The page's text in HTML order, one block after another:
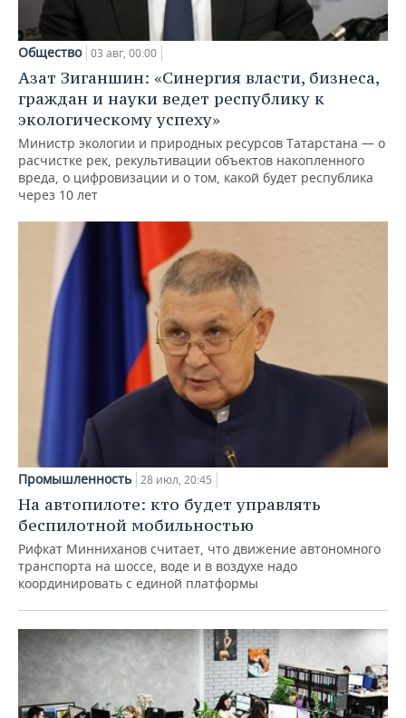
Общество 03 авг, 00:00
Азат Зиганшин: «Синергия власти, бизнеса,
граждан и науки ведет республику к
экологическому успеху»
Министр экологии и природных ресурсов Татарстана — о
расчистке рек, рекультивации объектов накопленного
вреда, о цифровизации и о том, какой будет республика
через 10 лет
Промышленность 28 июл, 20:45
На автопилоте: кто будет управлять
беспилотной мобильностью
Рифкат Минниханов считает, что движение автономного
транспорта на шоссе, воде и в воздухе надо
координировать с единой платформы